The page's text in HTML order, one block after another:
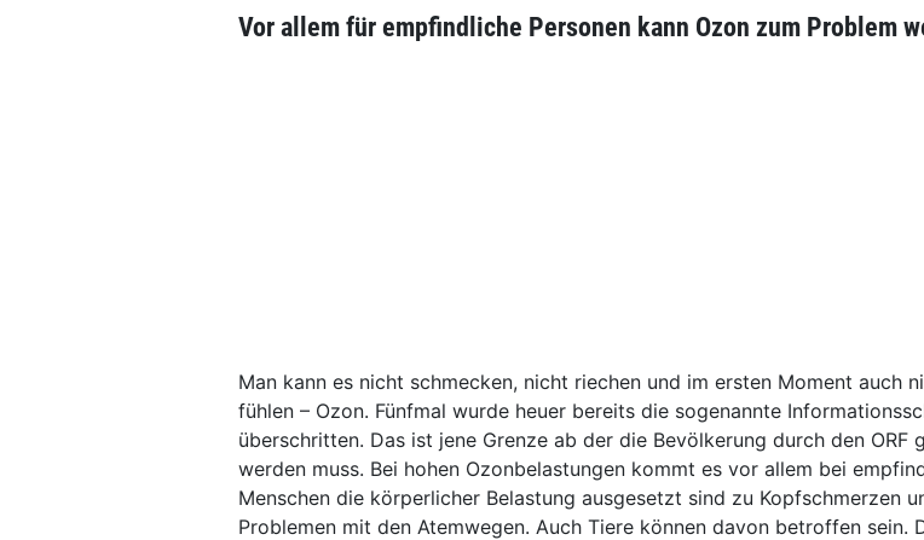
Vor allem für empfindliche Personen kann Ozon zum Problem
Man kann es nicht schmecken, nicht riechen und im ersten Moment auch
fühlen – Ozon. Fünfmal wurde heuer bereits die sogenannte
überschritten. Das ist jene Grenze ab der die Bevölkerung durch den ORF
werden muss. Bei hohen Ozonbelastungen kommt es vor allem bei
Menschen die körperlicher Belastung ausgesetzt sind zu Kopfschmerzen
Problemen mit den Atemwegen. Auch Tiere können davon betroffen sein.